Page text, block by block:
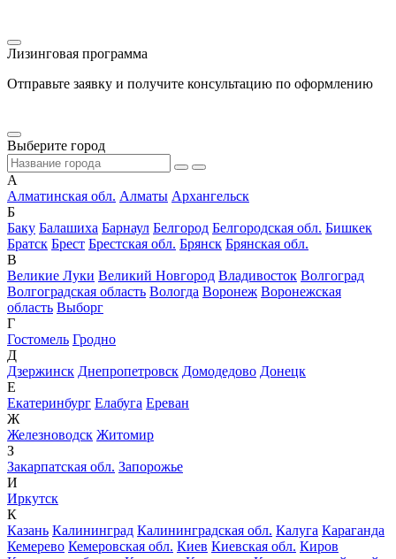
Лизинговая программа
Отправьте заявку и получите консультацию по оформлению
Выберите город
А
Алматинская обл. Алматы Архангельск
Б
Баку Балашиха Барнаул Белгород Белгородская обл. Бишкек
Братск Брест Брестская обл. Брянск Брянская обл.
В
Великие Луки Великий Новгород Владивосток Волгоград
Волгоградская область Вологда Воронеж Воронежская
область Выборг
Г
Гостомель Гродно
Д
Дзержинск Днепропетровск Домодедово Донецк
Е
Екатеринбург Елабуга Ереван
Ж
Железноводск Житомир
З
Закарпатская обл. Запорожье
И
Иркутск
К
Казань Калининград Калининградская обл. Калуга Караганда
Кемерево Кемеровская обл. Киев Киевская обл. Киров